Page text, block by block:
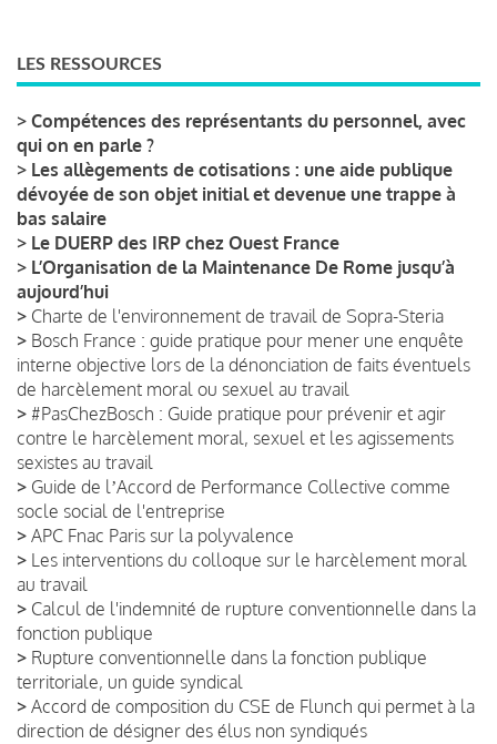
LES RESSOURCES
> Compétences des représentants du personnel, avec
qui on en parle ?
> Les allègements de cotisations : une aide publique
dévoyée de son objet initial et devenue une trappe à
bas salaire
> Le DUERP des IRP chez Ouest France
> L’Organisation de la Maintenance De Rome jusqu’à
aujourd’hui
> Charte de l'environnement de travail de Sopra-Steria
> Bosch France : guide pratique pour mener une enquête
interne objective lors de la dénonciation de faits éventuels
de harcèlement moral ou sexuel au travail
> #PasChezBosch : Guide pratique pour prévenir et agir
contre le harcèlement moral, sexuel et les agissements
sexistes au travail
> Guide de lʼAccord de Performance Collective comme
socle social de l'entreprise
> APC Fnac Paris sur la polyvalence
> Les interventions du colloque sur le harcèlement moral
au travail
> Calcul de l'indemnité de rupture conventionnelle dans la
fonction publique
> Rupture conventionnelle dans la fonction publique
territoriale, un guide syndical
> Accord de composition du CSE de Flunch qui permet à la
direction de désigner des élus non syndiqués